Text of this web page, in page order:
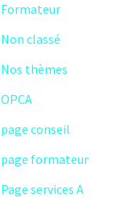
Formateur
Non classé
Nos thèmes
OPCA
page conseil
page formateur
Page services A